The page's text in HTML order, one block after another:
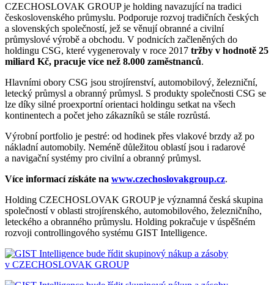
CZECHOSLOVAK GROUP je holding navazující na tradici
československého průmyslu. Podporuje rozvoj tradičních českých
a slovenských společností, jež se věnují obranné a civilní
průmyslové výrobě a obchodu. V podnicích začleněných do
holdingu CSG, které vygenerovaly v roce 2017 tržby v hodnotě 25
miliard Kč, pracuje více než 8.000 zaměstnanců.
Hlavními obory CSG jsou strojírenství, automobilový, železniční,
letecký průmysl a obranný průmysl. S produkty společnosti CSG se
lze díky silné proexportní orientaci holdingu setkat na všech
kontinentech a počet jeho zákazníků se stále rozrůstá.
Výrobní portfolio je pestré: od hodinek přes vlakové brzdy až po
nákladní automobily. Neméně důležitou oblastí jsou i radarové
a navigační systémy pro civilní a obranný průmysl.
Více informací získáte na www.czechoslovakgroup.cz.
Holding CZECHOSLOVAK GROUP je významná česká skupina
společností v oblasti strojírenského, automobilového, železničního,
leteckého a obranného průmyslu. Holding pokračuje v úspěšném
rozvoji controllingového systému GIST Intelligence.